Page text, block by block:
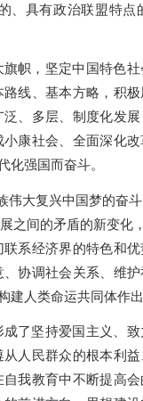
、具有政治联盟特点
帜，坚定中国特色社
线、基本方略，积
、多层、制度化发
康社会、全面深化
化强国而奋斗。
伟大复兴中国梦的奋
间的矛盾的新变化
系经济界的特色和
协调社会关系、维
人类命运共同体作出
了坚持爱国主义、
人民群众的根本利
我教育中不断提高